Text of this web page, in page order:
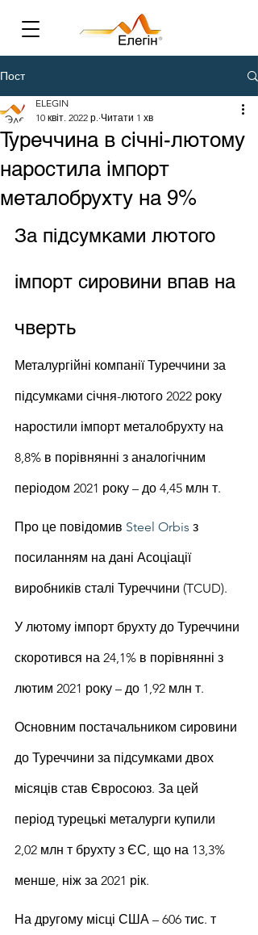
Пост
Туреччина в січні-лютому
наростила імпорт
металобрухту на 9%
ELEGIN
10 квіт. 2022 р. Читати 1 хв
За підсумками лютого
імпорт сировини впав на
чверть
Металургійні компанії Туреччини за
підсумками січня-лютого 2022 року
наростили імпорт металобрухту на
8,8% в порівнянні з аналогічним
періодом 2021 року – до 4,45 млн т.
Про це повідомив Steel Orbis з
посиланням на дані Асоціації
виробників сталі Туреччини (TCUD).
У лютому імпорт брухту до Туреччини
скоротився на 24,1% в порівнянні з
лютим 2021 року – до 1,92 млн т.
Основним постачальником сировини
до Туреччини за підсумками двох
місяців став Євросоюз. За цей
період турецькі металурги купили
2,02 млн т брухту з ЄС, що на 13,3%
менше, ніж за 2021 рік.
На другому місці США – 606 тис. т